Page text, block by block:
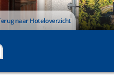
naar Hoteloverzicht